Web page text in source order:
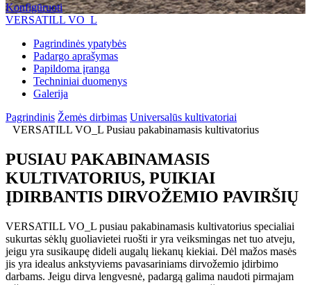
Konfigūruoti
VERSATILL VO_L
Pagrindinės ypatybės
Padargo aprašymas
Papildoma įranga
Techniniai duomenys
Galerija
Pagrindinis Žemės dirbimas Universalūs kultivatoriai
VERSATILL VO_L Pusiau pakabinamasis kultivatorius
PUSIAU PAKABINAMASIS
KULTIVATORIUS, PUIKIAI
ĮDIRBANTIS DIRVOŽEMIO PAVIRŠIŲ
VERSATILL VO_L pusiau pakabinamasis kultivatorius specialiai
sukurtas sėklų guoliavietei ruošti ir yra veiksmingas net tuo atveju,
jeigu yra susikaupę dideli augalų liekanų kiekiai. Dėl mažos masės
jis yra idealus ankstyviems pavasariniams dirvožemio įdirbimo
darbams. Jeigu dirva lengvesnė, padargą galima naudoti pirmajam